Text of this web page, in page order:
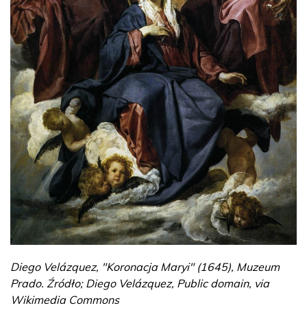
Diego Velázquez, "Koronacja Maryi" (1645), Muzeum
Prado. Źródło; Diego Velázquez, Public domain, via
Wikimedia Commons